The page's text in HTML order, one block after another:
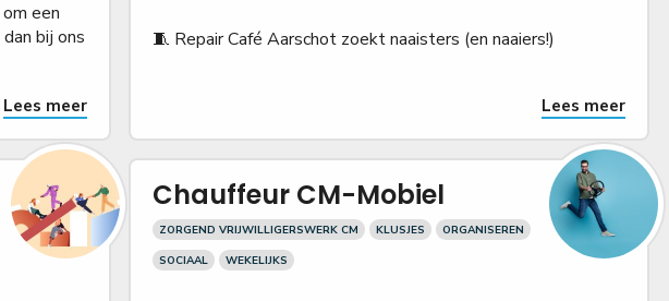
een
bij ons
Lees meer
🧵 Repair Café Aarschot zoekt naaisters (en naaiers!)
Lees meer
Chauffeur CM-Mobiel
ZORGEND VRIJWILLIGERSWERK CM KLUSJES
ORGANISEREN
SOCIAAL
WEKELIJKS